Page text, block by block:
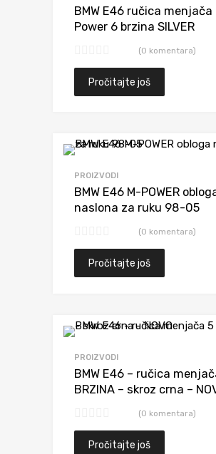
BMW E46 ručica menjača
Power 6 brzina SILVER
(0 komentara)
Pročitajte još
PROIZVODI
BMW E46 M-POWER
naslona za ruku 98-05
(0 komentara)
Pročitajte još
PROIZVODI
BMW E46 – ručica
BRZINA – skroz crna –
(0 komentara)
Pročitajte još